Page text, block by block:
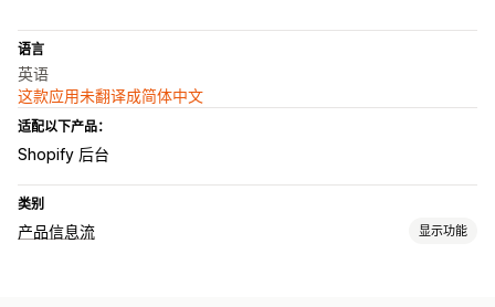
语言
英语
这款应用未翻译成简体中文
适配以下产品：
Shopify 后台
类别
产品信息流 显示功能